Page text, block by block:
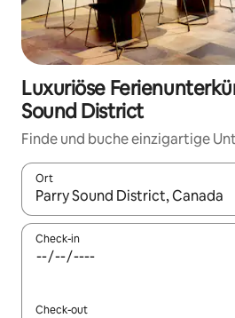
Luxuriöse
Sound District
Finde und buche einzigartige
Ort
Wenn Ergebnisse verfügbar sind,
Check-in
Check-out